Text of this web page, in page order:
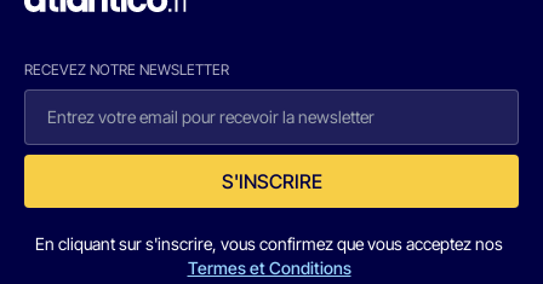
RECEVEZ NOTRE NEWSLETTER
S'INSCRIRE
En cliquant sur s'inscrire, vous confirmez que vous acceptez nos
Termes et Conditions